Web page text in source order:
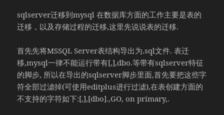
sqlserver迁移到mysql 在数据库方面的工作主要是表的
迁移，以及存储过程的迁移,这里先说说表的迁移.
首先先将MSSQL Server表结构导出为.sql文件. 表迁
移,mysql一律不能运行带有[,],dbo.等带有sqlserver特征
的脚步, 所以在导出的sqlserver脚步里面,首先要把这些字
符全部过滤掉(可使用editplus进行过滤),在表创建方面的
不支持的字符如下:[,],[dbo].,GO, on primary,.